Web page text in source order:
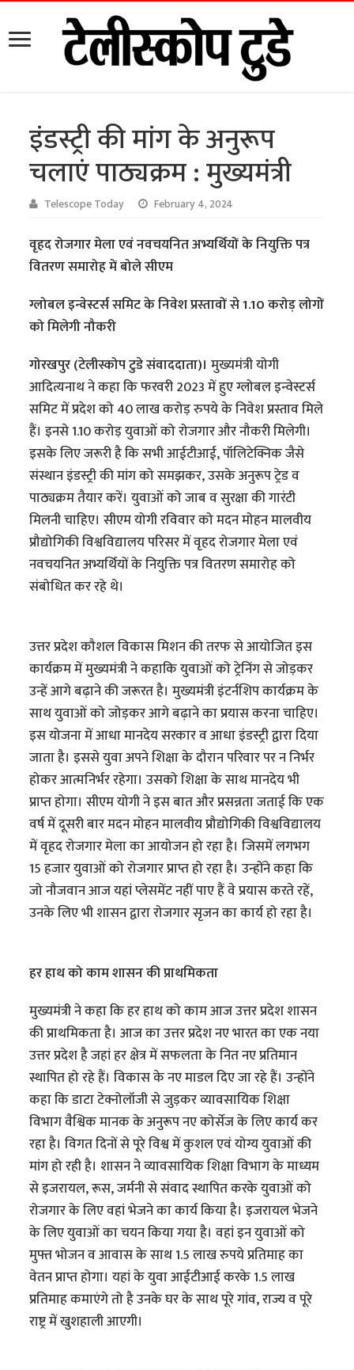
इंडस्ट्री की मांग के अनुरूप
चलाएं पाठ्यक्रम : मुख्यमंत्री
Telescope Today February 4, 2024
वृहद रोजगार मेला एवं नवचयनित अभ्यर्थियों के नियुक्ति पत्र
वितरण समारोह में बोले सीएम
ग्लोबल इन्वेस्टर्स समिट के निवेश प्रस्तावों से 1.10 करोड़ लोगों
को मिलेगी नौकरी
गोरखपुर (टेलीस्कोप टुडे संवाददाता)।मुख्यमंत्री योगी
आदित्यनाथ ने कहा कि फरवरी 2023 में हुए ग्लोबल इन्वेस्टर्स
समिट में प्रदेश को 40 लाख करोड़ रुपये के निवेश प्रस्ताव मिले
हैं। इनसे 1.10 करोड़ युवाओं को रोजगार और नौकरी मिलेगी।
इसके लिए जरूरी है कि सभी आईटीआई, पॉलिटेक्निक जैसे
संस्थान इंडस्ट्री की मांग को समझकर, उसके अनुरूप ट्रेड व
पाठ्यक्रम तैयार करें। युवाओं को जाब व सुरक्षा की गारंटी
मिलनी चाहिए। सीएम योगी रविवार को मदन मोहन मालवीय
प्रौद्योगिकी विश्वविद्यालय परिसर में वृहद रोजगार मेला एवं
नवचयनित अभ्यर्थियों के नियुक्ति पत्र वितरण समारोह को
संबोधित कर रहे थे।
उत्तर प्रदेश कौशल विकास मिशन की तरफ से आयोजित इस
कार्यक्रम में मुख्यमंत्री ने कहाकि युवाओं को ट्रेनिंग से जोड़कर
उन्हें आगे बढ़ाने की जरूरत है। मुख्यमंत्री इंटर्नशिप कार्यक्रम के
साथ युवाओं को जोड़कर आगे बढ़ाने का प्रयास करना चाहिए।
इस योजना में आधा मानदेय सरकार व आधा इंडस्ट्री द्वारा दिया
जाता है। इससे युवा अपने शिक्षा के दौरान परिवार पर न निर्भर
होकर आत्मनिर्भर रहेगा। उसको शिक्षा के साथ मानदेय भी
प्राप्त होगा। सीएम योगी ने इस बात और प्रसन्नता जताई कि एक
वर्ष में दूसरी बार मदन मोहन मालवीय प्रौद्योगिकी विश्वविद्यालय
में वृहद रोजगार मेला का आयोजन हो रहा है। जिसमें लगभग
15 हजार युवाओं को रोजगार प्राप्त हो रहा है। उन्होंने कहा कि
जो नौजवान आज यहां प्लेसमेंट नहीं पाए हैं वे प्रयास करते रहें,
उनके लिए भी शासन द्वारा रोजगार सृजन का कार्य हो रहा है।
हर हाथ को काम शासन की प्राथमिकता
मुख्यमंत्री ने कहा कि हर हाथ को काम आज उत्तर प्रदेश शासन
की प्राथमिकता है। आज का उत्तर प्रदेश नए भारत का एक नया
उत्तर प्रदेश है जहां हर क्षेत्र में सफलता के नित नए प्रतिमान
स्थापित हो रहे हैं। विकास के नए माडल दिए जा रहे हैं। उन्होंने
कहा कि डाटा टेक्नोलॉजी से जुड़कर व्यावसायिक शिक्षा
विभाग वैश्विक मानक के अनुरूप नए कोर्सेज के लिए कार्य कर
रहा है। विगत दिनों से पूरे विश्व में कुशल एवं योग्य युवाओं की
मांग हो रही है। शासन ने व्यावसायिक शिक्षा विभाग के माध्यम
से इजरायल, रूस, जर्मनी से संवाद स्थापित करके युवाओं को
रोजगार के लिए वहां भेजने का कार्य किया है। इजरायल भेजने
के लिए युवाओं का चयन किया गया है। वहां इन युवाओं को
मुफ्त भोजन व आवास के साथ 1.5 लाख रुपये प्रतिमाह का
वेतन प्राप्त होगा। यहां के युवा आईटीआई करके 1.5 लाख
प्रतिमाह कमाएंगे तो है उनके घर के साथ पूरे गांव, राज्य व पूरे
राष्ट्र में खुशहाली आएगी।